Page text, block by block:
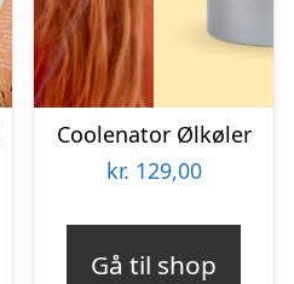
Coolenator Ølkøler
kr. 129,00
Gå til shop